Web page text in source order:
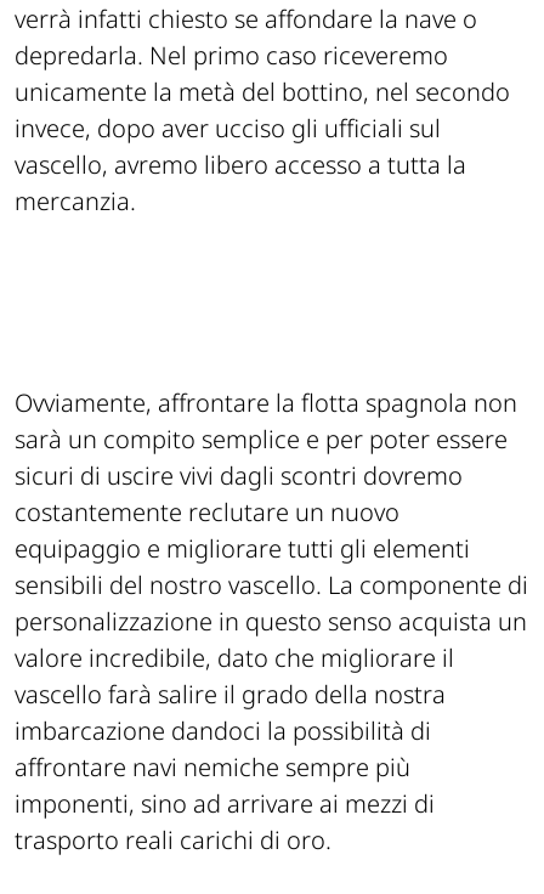
verrà infatti chiesto se affondare la nave o
depredarla. Nel primo caso riceveremo
unicamente la metà del bottino, nel secondo
invece, dopo aver ucciso gli ufficiali sul
vascello, avremo libero accesso a tutta la
mercanzia.
Ovviamente, affrontare la flotta spagnola non
sarà un compito semplice e per poter essere
sicuri di uscire vivi dagli scontri dovremo
costantemente reclutare un nuovo
equipaggio e migliorare tutti gli elementi
sensibili del nostro vascello. La componente di
personalizzazione in questo senso acquista un
valore incredibile, dato che migliorare il
vascello farà salire il grado della nostra
imbarcazione dandoci la possibilità di
affrontare navi nemiche sempre più
imponenti, sino ad arrivare ai mezzi di
trasporto reali carichi di oro.